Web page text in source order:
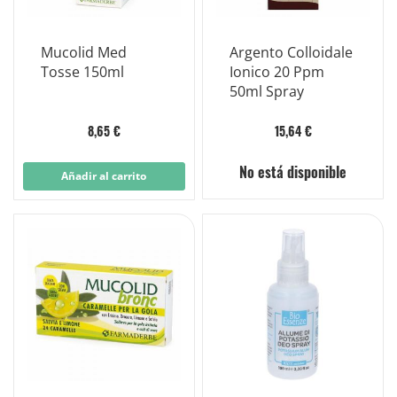
Mucolid Med
Tosse 150ml
8,65 €
Añadir al carrito
Argento Colloidale
Ionico 20 Ppm
50ml Spray
15,64 €
No está disponible